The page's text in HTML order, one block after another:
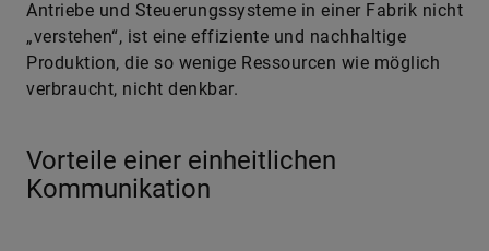
Antriebe und Steuerungssysteme in einer Fabrik nicht
„verstehen“, ist eine effiziente und nachhaltige
Produktion, die so wenige Ressourcen wie möglich
verbraucht, nicht denkbar.
Vorteile einer einheitlichen
Kommunikation